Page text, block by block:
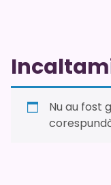
Nu au fost